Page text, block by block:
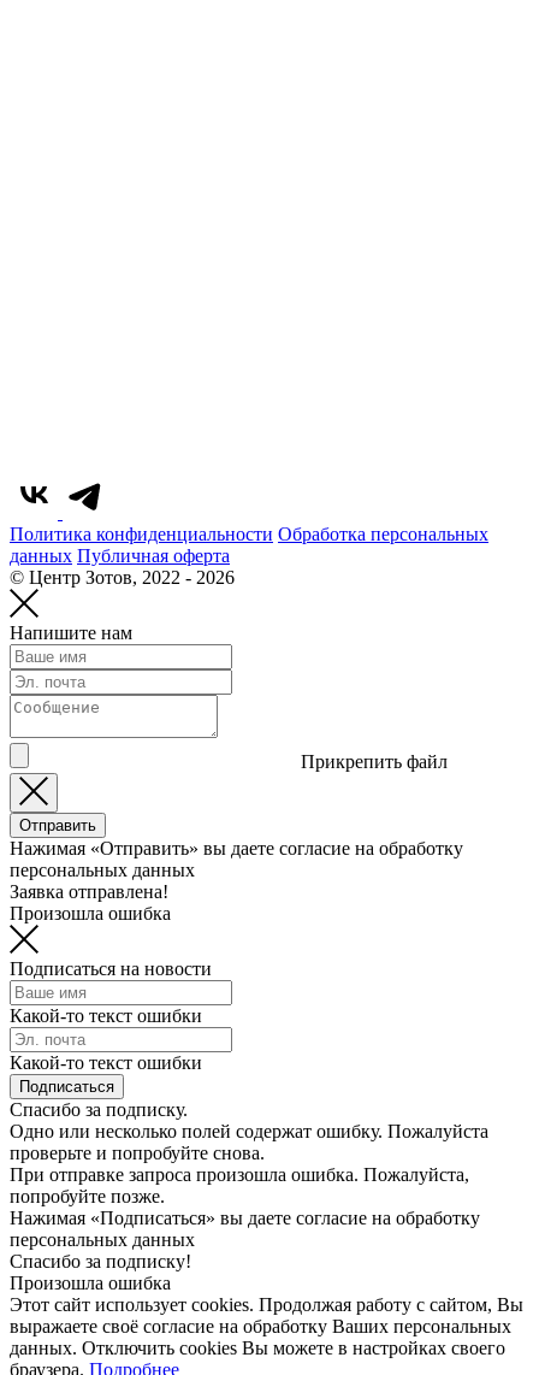
Политика конфиденциальности Обработка персональных
данных Публичная оферта
© Центр Зотов, 2022 - 2026
Напишите нам
Прикрепить файл
Отправить
Нажимая «Отправить» вы даете согласие на обработку
персональных данных
Заявка отправлена!
Произошла ошибка
Подписаться на новости
Какой-то текст ошибки
Какой-то текст ошибки
Подписаться
Спасибо за подписку.
Одно или несколько полей содержат ошибку. Пожалуйста
проверьте и попробуйте снова.
При отправке запроса произошла ошибка. Пожалуйста,
попробуйте позже.
Нажимая «Подписаться» вы даете согласие на обработку
персональных данных
Спасибо за подписку!
Произошла ошибка
Этот сайт использует cookies. Продолжая работу с сайтом, Вы
выражаете своё согласие на обработку Ваших персональных
данных. Отключить cookies Вы можете в настройках своего
браузера. Подробнее